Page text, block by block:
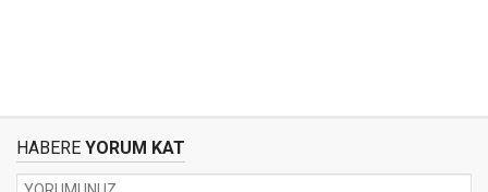
HABERE YORUM KAT